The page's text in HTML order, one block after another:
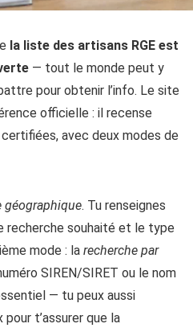
la liste des artisans RGE est
— tout le monde peut y
pour obtenir l’info. Le site
officielle : il recense
avec deux modes de
géographique. Tu renseignes
recherche souhaité et le type
mode : la recherche par
SIREN/SIRET ou le nom
— tu peux aussi
t’assurer que la